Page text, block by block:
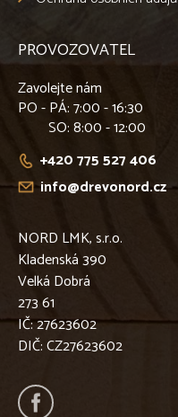
PROVOZOVATEL
Zavolejte nám
PO - PÁ: 7:00 - 16:30
SO: 8:00 - 12:00
+420 775 527 406
info@drevonord.cz
NORD LMK, s.r.o.
Kladenská 390
Velká Dobrá
273 61
IČ: 27623602
DIČ: CZ27623602